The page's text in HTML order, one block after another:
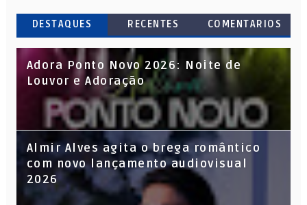
DESTAQUES RECENTES COMENTARIOS
Adora Ponto Novo 2026: Noite de
Louvor e Adoração
Almir Alves agita o brega romântico
com novo lançamento audiovisual
2026